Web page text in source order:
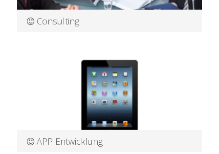
Consulting
Mehr Informationen
APP Entwicklung